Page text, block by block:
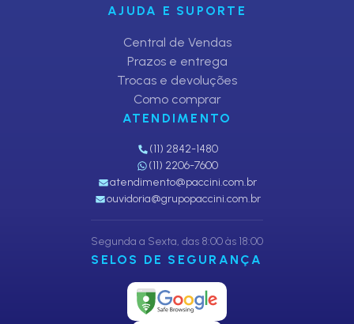
AJUDA E SUPORTE
Central de Vendas
Prazos e entrega
Trocas e devoluções
Como comprar
ATENDIMENTO
(11) 2842-1480
(11) 2206-7600
atendimento@paccini.com.br
ouvidoria@grupopaccini.com.br
Segunda a Sexta, das 8:00 às 18:00
SELOS DE SEGURANÇA